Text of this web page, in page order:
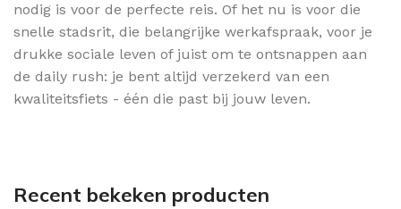
nodig is voor de perfecte reis. Of het nu is voor die
snelle stadsrit, die belangrijke werkafspraak, voor je
drukke sociale leven of juist om te ontsnappen aan
de daily rush: je bent altijd verzekerd van een
kwaliteitsfiets - één die past bij jouw leven.
Recent bekeken producten